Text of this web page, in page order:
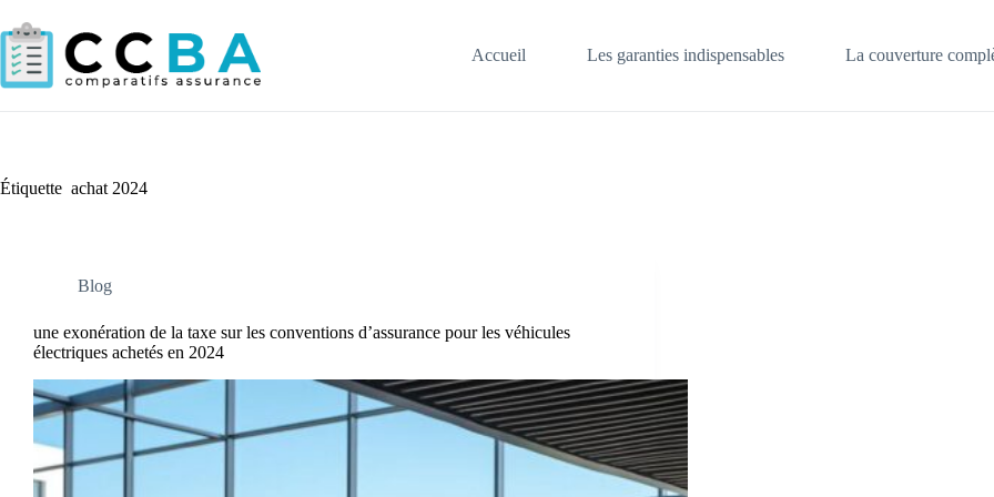
au
contenu
Accueil Les garanties indispensables La couverture
Étiquette achat 2024
Blog
une exonération de la taxe sur les conventions d’assurance pour les véhicules
électriques achetés en 2024